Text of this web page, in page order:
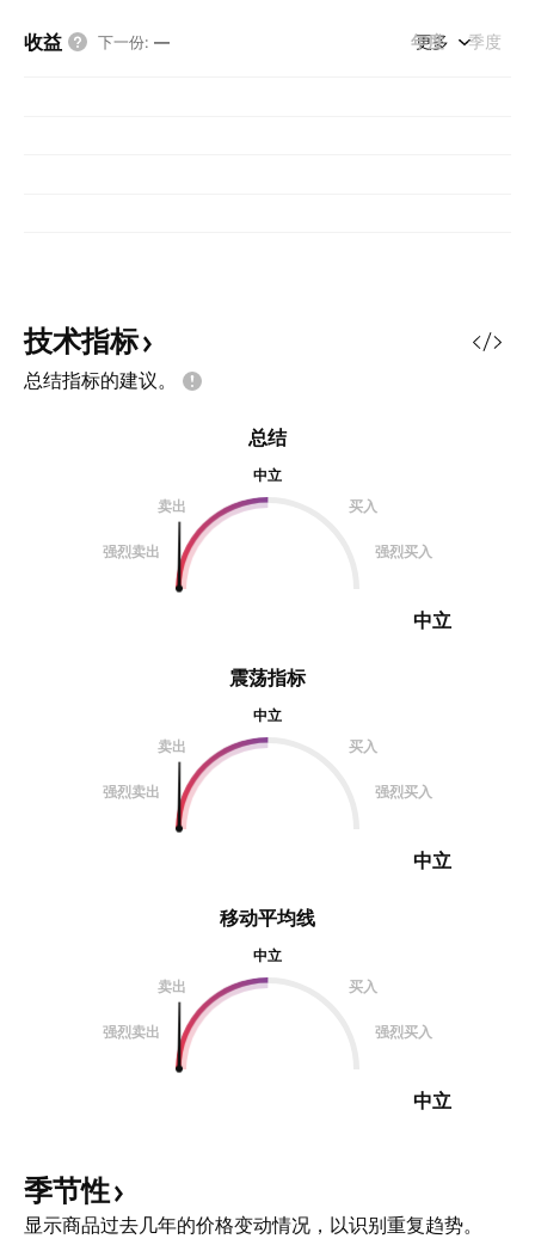
收益 下一份: — 年度 季度
更多
技术指标
总结指标的建议。
震荡指标
中立
卖出
买入
强烈卖出 强烈买入
中立
总结
中立
卖出
买入
强烈卖出 强烈买入
中立
移动平均线
中立
卖出
买入
强烈卖出 强烈买入
中立
季节性
显示商品过去几年的价格变动情况，以识别重复趋势。